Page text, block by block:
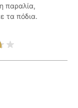
παραλία,
τα πόδια.